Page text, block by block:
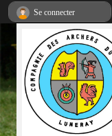
Se connecter
Panneau de